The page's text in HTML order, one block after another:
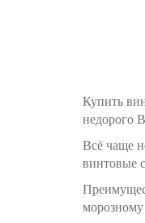
Купить
недорого
Всё чаще
винтовые